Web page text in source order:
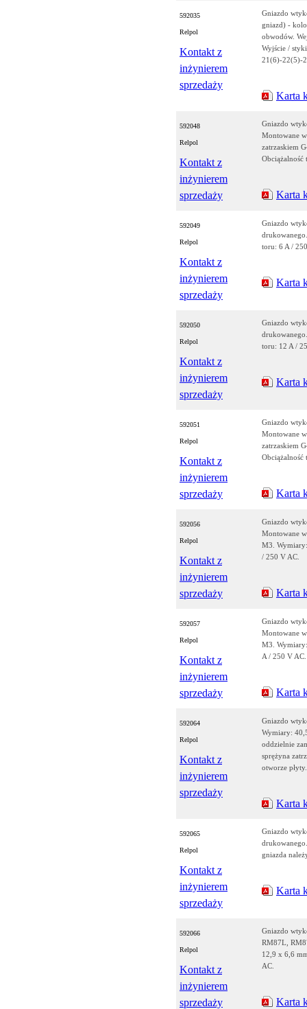
592035
Relpol
Kontakt z
inżynierem
sprzedaży
Gniazdo
gniazd) -
obwodów.
Wyjście /
21(6)-22(5)-
Karta
592048
Relpol
Kontakt z
inżynierem
sprzedaży
Gniazdo
Montowane
zatrzaskiem
Obciążalność
Karta
592049
Relpol
Kontakt z
inżynierem
sprzedaży
Gniazdo
toru: 6 A /
Karta
592050
Relpol
Kontakt z
inżynierem
sprzedaży
Gniazdo
toru: 12 A /
Karta
592051
Relpol
Kontakt z
inżynierem
sprzedaży
Gniazdo
Montowane
zatrzaskiem
Obciążalność
Karta
592056
Relpol
Kontakt z
inżynierem
sprzedaży
Gniazdo
Montowane
M3.
/ 250 V AC.
Karta
592057
Relpol
Kontakt z
inżynierem
sprzedaży
Gniazdo
Montowane
M3.
A / 250 V AC.
Karta
592064
Relpol
Kontakt z
inżynierem
sprzedaży
Gniazdo
Wymiary:
oddzielnie
sprężyna
otworze płyty.
Karta
592065
Relpol
Kontakt z
inżynierem
sprzedaży
Gniazdo
gniazda
Karta
592066
Relpol
Kontakt z
inżynierem
sprzedaży
Gniazdo
RM87L,
12,9 x 6,6
AC.
Karta